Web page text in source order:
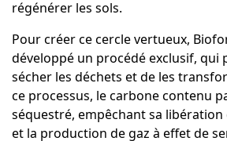
régénérer les sols.
Pour créer ce cercle vertueux,
développé un procédé exclusif, qui
sécher les déchets et de les
ce processus, le carbone contenu
séquestré, empêchant sa libération
et la production de gaz à effet de